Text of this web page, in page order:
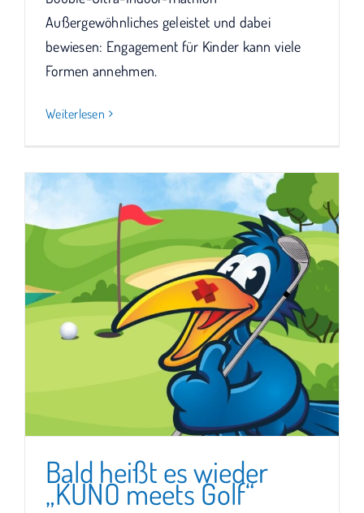
Außergewöhnliches geleistet und dabei
bewiesen: Engagement für Kinder kann viele
Formen annehmen.
Weiterlesen
Bald heißt es wieder
„KUNO meets Golf“